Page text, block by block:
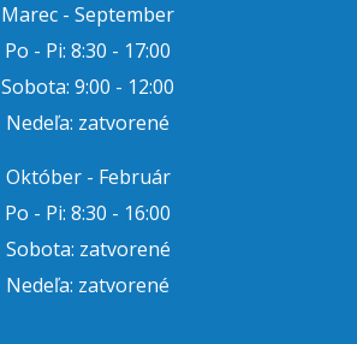
Marec - September
Po - Pi: 8:30 - 17:00
Sobota: 9:00 - 12:00
Nedeľa: zatvorené
Október - Február
Po - Pi: 8:30 - 16:00
Sobota: zatvorené
Nedeľa: zatvorené